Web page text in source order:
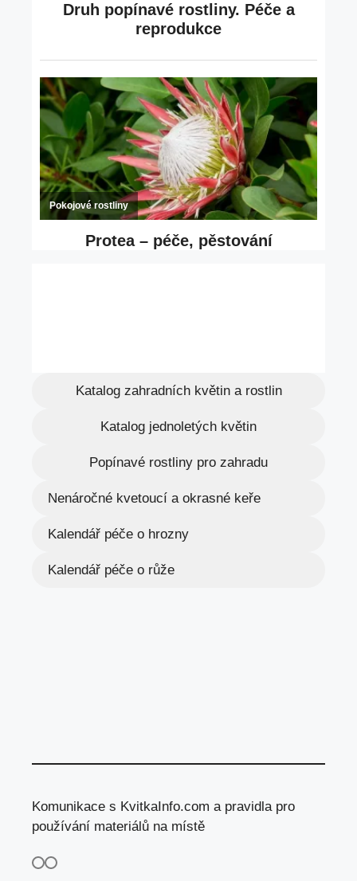
Katalog zahradních květin a rostlin
Katalog jednoletých květin
Popínavé rostliny pro zahradu
Nenáročné kvetoucí a okrasné keře
Kalendář péče o hrozny
Kalendář péče o růže
Komunikace s KvitkaInfo.com a pravidla pro
používání materiálů na místě